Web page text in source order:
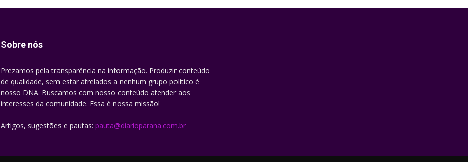
Sobre nós
Prezamos pela transparência na informação. Produzir conteúdo
de qualidade, sem estar atrelados a nenhum grupo político é
nosso DNA. Buscamos com nosso conteúdo atender aos
interesses da comunidade. Essa é nossa missão!
Artigos, sugestões e pautas: pauta@diarioparana.com.br